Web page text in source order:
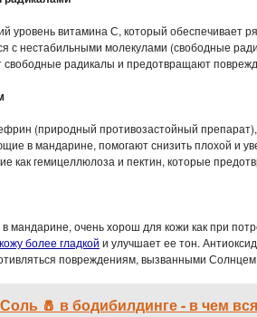
уровень витамина С, который обеспечивает
с нестабильными молекулами (свободные
радикалы и предотвращают
(природный противозастойный
в мандарине, помогают снизить плохой и
как гемицеллюлоза и пектин, которые
мандарине, очень хорош для кожи как при
более гладкой и улучшает ее тон.
повреждениям, вызванными
Соль 🧂 в бодибилдинге - в чем